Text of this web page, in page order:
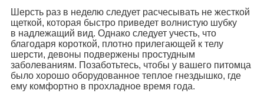
Шерсть раз в неделю следует расчесывать не жесткой
щеткой, которая быстро приведет волнистую шубку
в надлежащий вид. Однако следует учесть, что
благодаря короткой, плотно прилегающей к телу
шерсти, девоны подвержены простудным
заболеваниям. Позаботьтесь, чтобы у вашего питомца
было хорошо оборудованное теплое гнездышко, где
ему комфортно в прохладное время года.